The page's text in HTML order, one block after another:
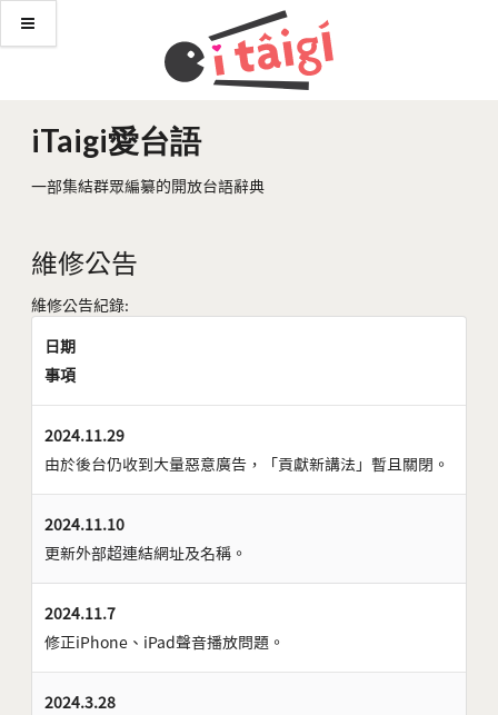
iTaigi愛台語
一部集結群眾編纂的開放台語辭典
維修公告
維修公告紀錄:
日期
事項
2024.11.29
由於後台仍收到大量惡意廣告，「貢獻新講法」暫且關閉。
2024.11.10
更新外部超連結網址及名稱。
2024.11.7
修正iPhone、iPad聲音播放問題。
2024.3.28